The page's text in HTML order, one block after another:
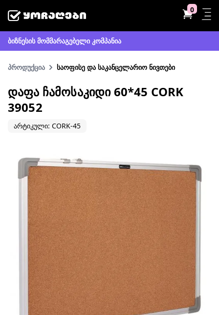
0
ბიზნესის მომმარაგებელი კომპანია
პროდუქცია საოფისე და საკანცელარიო ნივთები
ᲓᲐᲤᲐ ᲩᲐᲛᲝᲡᲐᲙᲘᲓᲘ 60*45 CORK
39052
არტიკული: CORK-45